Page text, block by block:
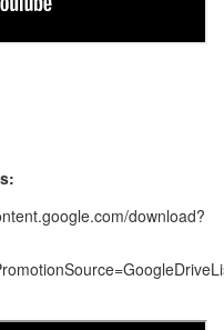
download?